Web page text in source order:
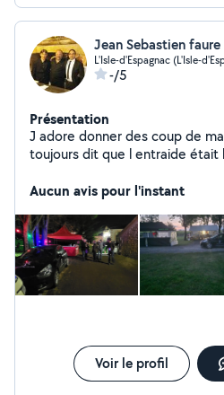
L'Isle-d'Espagnac (L'Isle-
-/5
Présentation
J adore donner des coup de
toujours dit que l entraide était le mieux
espace vert, vide maison a
incendie ainsi que emmener
leurs ou a leurs rdv.
Aucun avis pour l'instant
Voir le profil